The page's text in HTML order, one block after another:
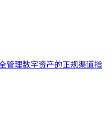
管理数字资产的正规渠道指